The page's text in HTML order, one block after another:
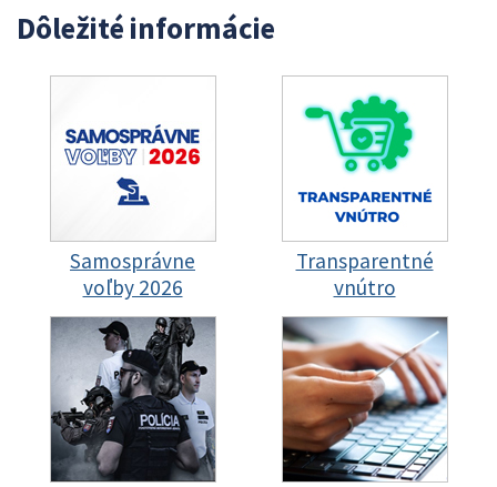
Dôležité informácie
Samosprávne
voľby 2026
Transparentné
vnútro